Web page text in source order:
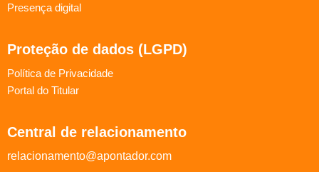
Presença digital
Proteção de dados (LGPD)
Política de Privacidade
Portal do Titular
Central de relacionamento
relacionamento@apontador.com